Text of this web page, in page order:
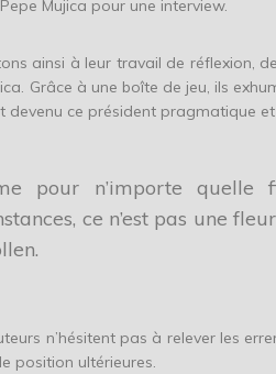
Mujica pour une interview.
ainsi à leur travail de réflexion,
Grâce à une boîte de jeu, ils
devenu ce président pragmatique
pour n’importe
ce n’est pas une
n’hésitent pas à relever les
position ultérieures.